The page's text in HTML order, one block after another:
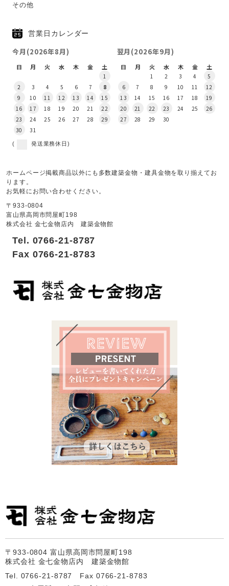
その他
営業日カレンダー
今月(2026年8月)
日 月 火 水 木 金 土
1
2
3 4 5 6 7
8
9
10 11 12 13 14
15
16
17 18 19 20 21
22
23
24 25 26 27 28
29
30
31
翌月(2026年9月)
日 月 火 水 木 金 土
1 2 3 4
5
6
7 8 9 10 11
12
13
14 15 16 17 18
19
20
21 22 23 24 25
26
27
28 29 30
( 発送業務休日)
ホームページ掲載商品以外にも多数建築金物・建具金物を取り揃えてお
ります。
お気軽にお問い合わせください。
〒933-0804
富山県高岡市問屋町198
株式会社 金七金物店内 建築金物館
Tel. 0766-21-8787
Fax 0766-21-8783
〒933-0804 富山県高岡市問屋町198
株式会社 金七金物店内 建築金物館
Tel. 0766-21-8787 Fax 0766-21-8783